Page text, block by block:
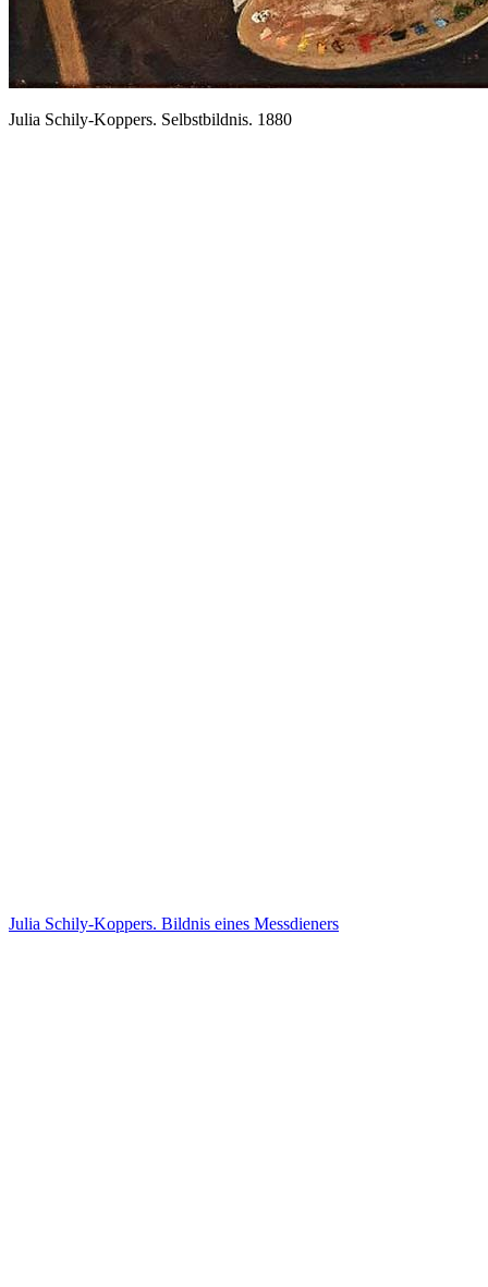
Julia Schily-Koppers. Selbstbildnis. 1880
Julia Schily-Koppers. Bildnis eines Messdieners